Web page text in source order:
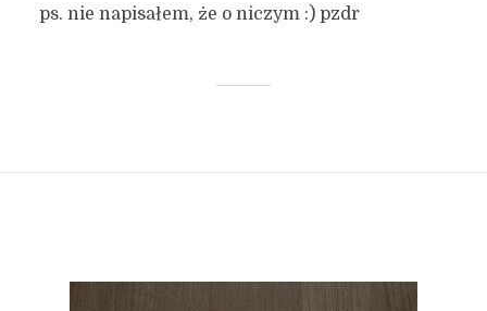
ps. nie napisałem, że o niczym :) pzdr